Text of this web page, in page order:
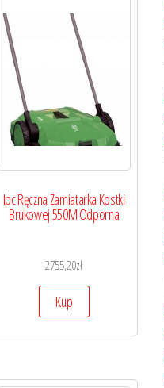
Ipc Ręczna Zamiatarka Kostki
Brukowej 550M Odporna
2755,20zł
Kup